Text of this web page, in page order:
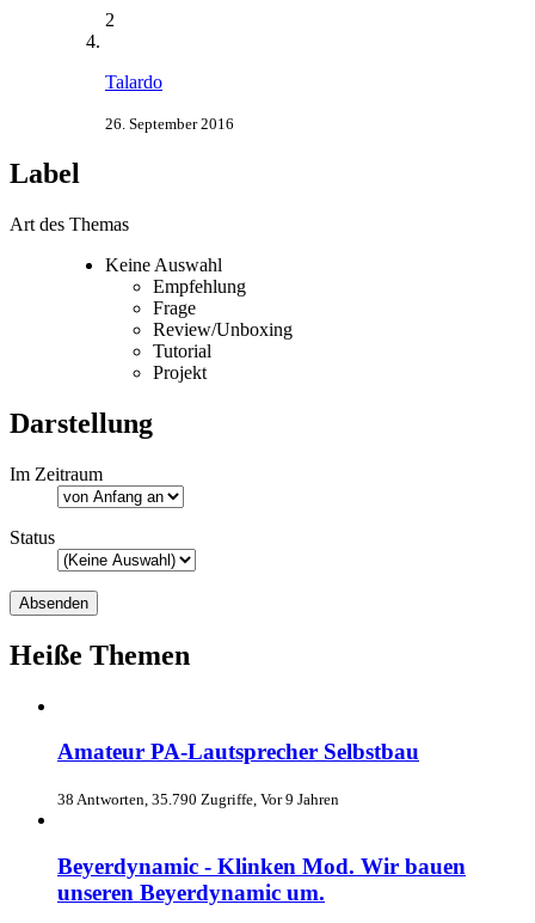
2
Talardo
26. September 2016
Label
Art des Themas
Keine Auswahl
Empfehlung
Frage
Review/Unboxing
Tutorial
Projekt
Darstellung
Im Zeitraum
Status
Heiße Themen
Amateur PA-Lautsprecher Selbstbau
38 Antworten, 35.790 Zugriffe, Vor 9 Jahren
Beyerdynamic - Klinken Mod. Wir bauen
unseren Beyerdynamic um.